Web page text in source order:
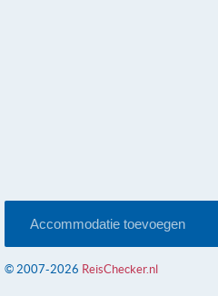
Accommodatie toevoegen
© 2007-2026 ReisChecker.nl